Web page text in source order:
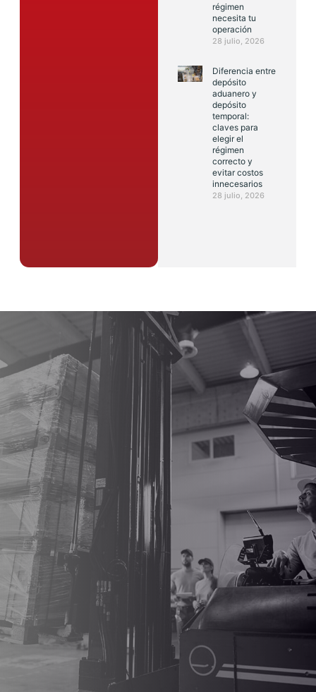
régimen
necesita tu
operación
28 julio, 2026
Diferencia entre
depósito
aduanero y
depósito
temporal:
claves para
elegir el
régimen
correcto y
evitar costos
innecesarios
28 julio, 2026